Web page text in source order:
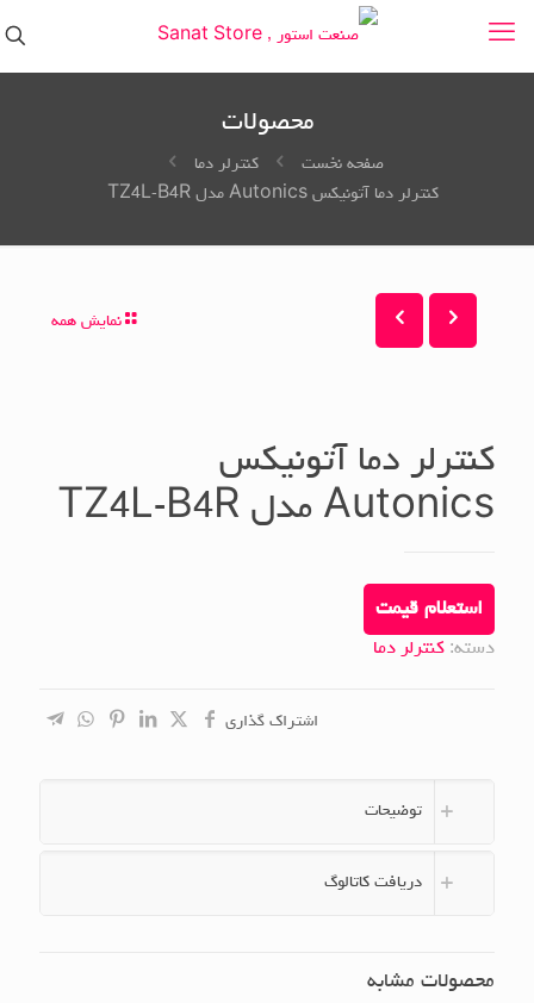
محصولات
صفحه نخست
کنترلر دما
کنترلر دما آتونیکس Autonics مدل TZ4L-B4R
نمایش همه
کنترلر دما آتونیکس
Autonics مدل TZ4L-B4R
استعلام قیمت
دسته: کنترلر دما
اشتراک گذاری
توضیحات
دریافت کاتالوگ
محصولات مشابه